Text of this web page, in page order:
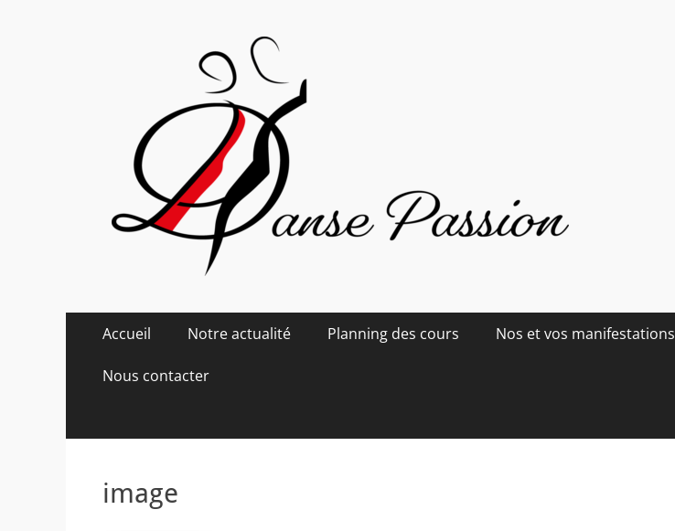
Danse Passion
Menu
contenu
Accueil Notre actualité Planning des cours Nos et vos
Nous contacter
image